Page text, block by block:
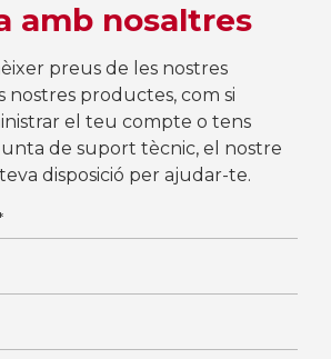
amb nosaltres
preus de les nostres
nostres productes, com si
el teu compte o tens
de suport tècnic, el nostre
disposició per ajudar-te.